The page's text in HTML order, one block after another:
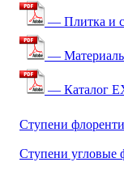
— Плитка и
— Материалы
— Каталог
Ступени
Ступени угловые